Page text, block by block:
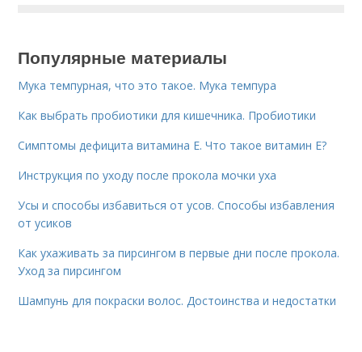
Популярные материалы
Мука темпурная, что это такое. Мука темпура
Как выбрать пробиотики для кишечника. Пробиотики
Симптомы дефицита витамина E. Что такое витамин Е?
Инструкция по уходу после прокола мочки уха
Усы и способы избавиться от усов. Способы избавления
от усиков
Как ухаживать за пирсингом в первые дни после прокола.
Уход за пирсингом
Шампунь для покраски волос. Достоинства и недостатки